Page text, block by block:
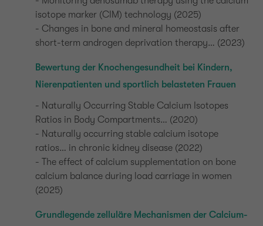
isotope marker (CIM) technology (2025)
- Changes in bone and mineral homeostasis after
short-term androgen deprivation therapy… (2023)
Bewertung der Knochengesundheit bei Kindern,
Nierenpatienten und sportlich belasteten Frauen
- Naturally Occurring Stable Calcium Isotopes
Ratios in Body Compartments… (2020)
- Naturally occurring stable calcium isotope
ratios… in chronic kidney disease (2022)
- The effect of calcium supplementation on bone
calcium balance during load carriage in women
(2025)
Grundlegende zelluläre Mechanismen der Calcium-